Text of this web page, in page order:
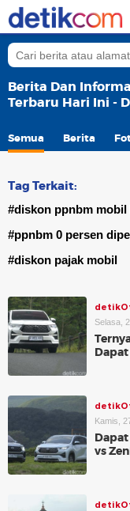
Berita Dan
Terbaru Hari Ini -
Semua Berita
Tag Terkait:
#diskon ppnbm mobil
#ppnbm 0 persen
#diskon pajak mobil
Selasa,
Kamis,
vs